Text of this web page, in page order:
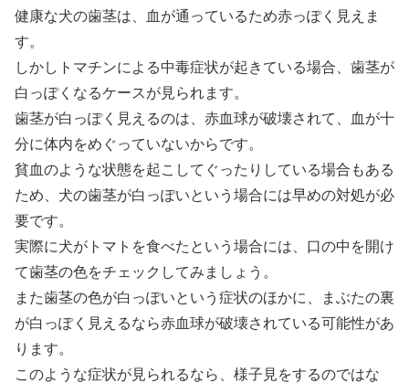
健康な犬の歯茎は、血が通っているため赤っぽく見えま
す。
しかしトマチンによる中毒症状が起きている場合、歯茎が
白っぽくなるケースが見られます。
歯茎が白っぽく見えるのは、赤血球が破壊されて、血が十
分に体内をめぐっていないからです。
貧血のような状態を起こしてぐったりしている場合もある
ため、犬の歯茎が白っぽいという場合には早めの対処が必
要です。
実際に犬がトマトを食べたという場合には、口の中を開け
て歯茎の色をチェックしてみましょう。
また歯茎の色が白っぽいという症状のほかに、まぶたの裏
が白っぽく見えるなら赤血球が破壊されている可能性があ
ります。
このような症状が見られるなら、様子見をするのではな